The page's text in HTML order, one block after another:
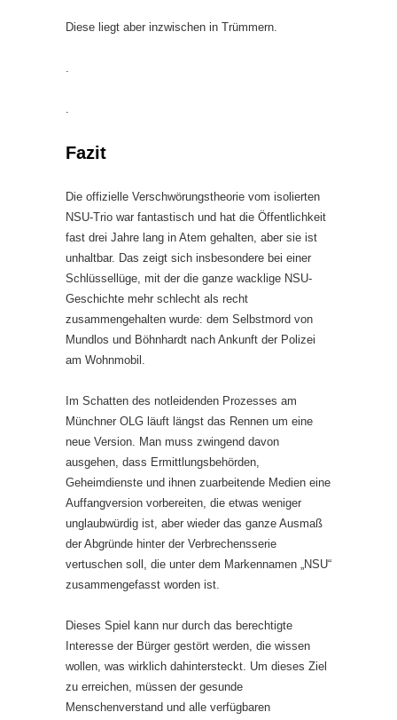
Diese liegt aber inzwischen in Trümmern.
.
.
Fazit
Die offizielle Verschwörungstheorie vom isolierten
NSU-Trio war fantastisch und hat die Öffentlichkeit
fast drei Jahre lang in Atem gehalten, aber sie ist
unhaltbar. Das zeigt sich insbesondere bei einer
Schlüssellüge, mit der die ganze wacklige NSU-
Geschichte mehr schlecht als recht
zusammengehalten wurde: dem Selbstmord von
Mundlos und Böhnhardt nach Ankunft der Polizei
am Wohnmobil.
Im Schatten des notleidenden Prozesses am
Münchner OLG läuft längst das Rennen um eine
neue Version. Man muss zwingend davon
ausgehen, dass Ermittlungsbehörden,
Geheimdienste und ihnen zuarbeitende Medien eine
Auffangversion vorbereiten, die etwas weniger
unglaubwürdig ist, aber wieder das ganze Ausmaß
der Abgründe hinter der Verbrechensserie
vertuschen soll, die unter dem Markennamen „NSU“
zusammengefasst worden ist.
Dieses Spiel kann nur durch das berechtigte
Interesse der Bürger gestört werden, die wissen
wollen, was wirklich dahintersteckt. Um dieses Ziel
zu erreichen, müssen der gesunde
Menschenverstand und alle verfügbaren